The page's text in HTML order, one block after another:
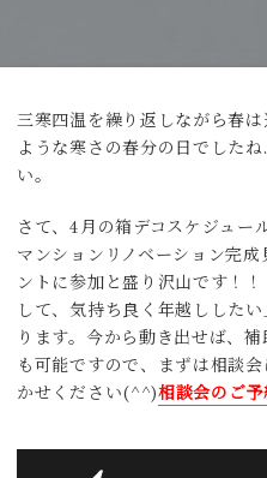
三寒四温を繰り返しながら春
ような寒さの春分の日でした
い。
さて、4月の箱デコスケジュー
マンションリノベーション完
ントに参加と盛り沢山です！
して、気持ち良く年越しした
ります。今から動き出せば、
も可能ですので、まずは相談
かせください(^^)相談会のご